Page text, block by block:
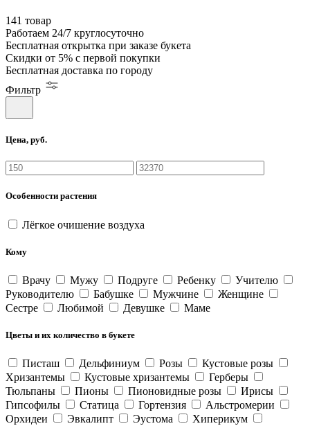
141 товар
Работаем 24/7 круглосуточно
Бесплатная открытка при заказе букета
Скидки от 5% с первой покупки
Бесплатная доставка по городу
Фильтр
Цена, руб.
Особенности растения
Лёгкое очишение воздуха
Кому
Врачу Мужу Подруге Ребенку
Учителю
Руководителю
Бабушке Мужчине
Женщине
Сестре
Любимой Девушке Маме
Цветы и их количество в букете
Писташ Дельфиниум Розы
Кустовые розы
Хризантемы
Кустовые хризантемы
Герберы
Тюльпаны
Пионы Пионовидные розы
Ирисы
Гипсофилы
Статица Гортензия
Альстромерии
Орхидеи
Эвкалипт Эустома
Хиперикум